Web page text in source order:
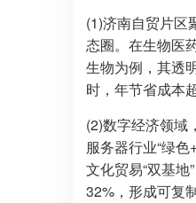
(1)济南自贸片区
态圈。在生物医
生物为例，其透
时，年节省成本
(2)数字经济领域
服务器行业“绿
文化贸易“双基
32%，形成可复